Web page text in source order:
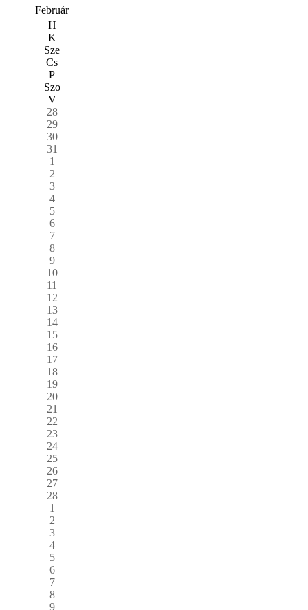
Február
H
K
Sze
Cs
P
Szo
V
28
29
30
31
1
2
3
4
5
6
7
8
9
10
11
12
13
14
15
16
17
18
19
20
21
22
23
24
25
26
27
28
1
2
3
4
5
6
7
8
9